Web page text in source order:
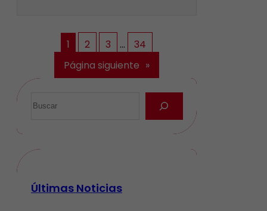
1 2 3 …
34
Página siguiente »
Últimas Noticias